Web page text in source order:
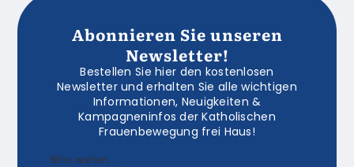
Abonnieren Sie unseren
Newsletter!
Bestellen Sie hier den kostenlosen
Newsletter und erhalten Sie alle wichtigen
Informationen, Neuigkeiten &
Kampagneninfos der Katholischen
Frauenbewegung frei Haus!
Bitte warten...